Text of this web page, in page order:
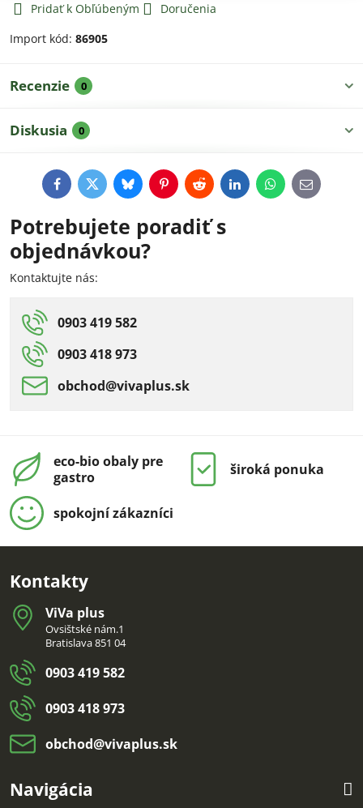
Pridať k Obľúbeným
Doručenia
Import kód: 86905
Recenzie 0
Diskusia 0
FacebookTwitterBlueskyPinterestRedditLinkedInWhatsApp
E-
mail
Potrebujete poradiť s
objednávkou?
Kontaktujte nás:
0903 419 582
0903 418 973
obchod​@vivaplus​.sk
eco-bio obaly pre
gastro
široká ponuka
spokojní zákazníci
Kontakty
ViVa plus
Ovsištské nám.1
Bratislava 851 04
0903 419 582
0903 418 973
obchod​@vivaplus​.sk
Navigácia